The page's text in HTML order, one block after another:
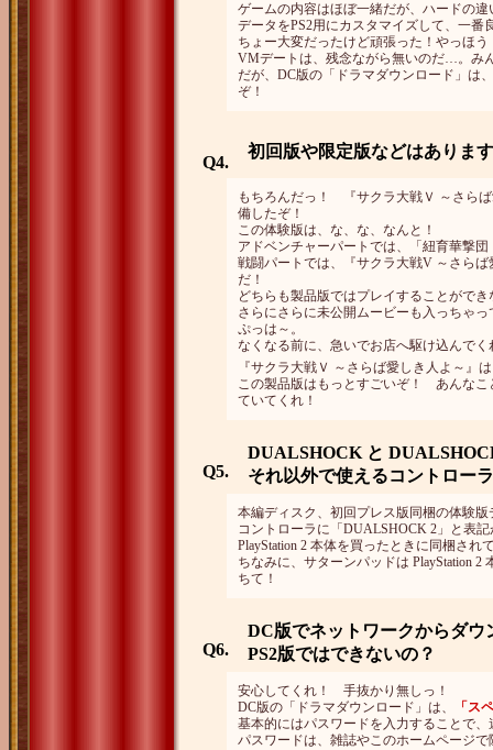
ゲームの内容はほぼ一緒だが、ハードの
データをPS2用にカスタマイズして、一
ちょー大変だったけど頑張った！やっほ
VMデートは、残念ながら無いのだ…。み
だが、DC版の「ドラマダウンロード」は、
ぞ！
Q4.
初回版や限定版などはありま
もちろんだっ！ 『サクラ大戦Ｖ ～さら
備したぞ！
この体験版は、な、な、なんと！
アドベンチャーパートでは、「紐育華撃
戦闘パートでは、『サクラ大戦V ～さら
だ！
どちらも製品版ではプレイすることがで
さらにさらに未公開ムービーも入っちゃ
ぷっは～。
なくなる前に、急いでお店へ駆け込んで
『サクラ大戦Ｖ ～さらば愛しき人よ～
この製品版はもっとすごいぞ！ あんな
ていてくれ！
Q5.
DUALSHOCK と
それ以外で使えるコントロー
本編ディスク、初回プレス版同梱の体験
コントローラに「DUALSHOCK 2」と表
PlayStation 2 本体を買ったときに同梱さ
ちなみに、サターンパッドは PlayStation
ちて！
Q6.
DC版でネットワークからダ
PS2版ではできないの？
安心してくれ！ 手抜かり無しっ！
DC版の「ドラマダウンロード」は、
「ス
基本的にはパスワードを入力することで
パスワードは、雑誌やこのホームページ